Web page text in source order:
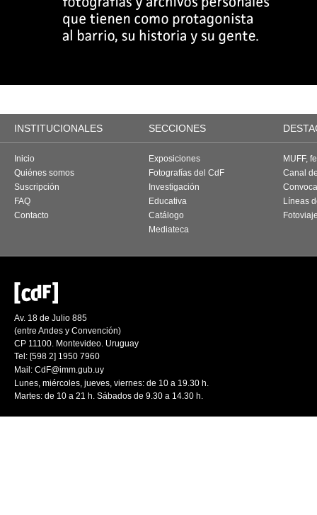
INSTITUCIONALES SECCIONES
Inicio
Quiénes somos
Suscripción
FAQ
Contacto
Exposiciones
Fotografías del CdF
Investigación
Educativa
Catálogo
Mediateca
MUFF,
Canal
Líneas
Av. 18 de Julio 885
(entre Andes y Convención)
CP 11100. Montevideo. Uruguay
Tel: [598 2] 1950 7960
Mail: CdF@imm.gub.uy
Lunes, miércoles, jueves, viernes: de 10 a 19.30 h.
Martes: de 10 a 21 h. Sábados de 9.30 a 14.30 h.